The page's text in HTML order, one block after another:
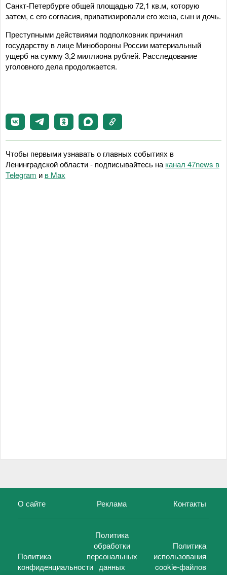
Санкт-Петербурге общей площадью 72,1 кв.м, которую
затем, с его согласия, приватизировали его жена, сын и дочь.
Преступными действиями подполковник причинил
государству в лице Минобороны России материальный
ущерб на сумму 3,2 миллиона рублей. Расследование
уголовного дела продолжается.
Чтобы первыми узнавать о главных событиях в
Ленинградской области - подписывайтесь на канал 47news в
Telegram и в Maх
О сайте Реклама Контакты
Политика
конфиденциальности
Политика
обработки
персональных
данных
Политика
использования
cookie-файлов